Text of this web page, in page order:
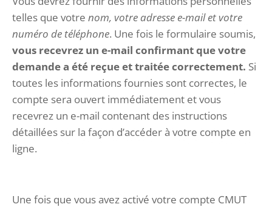
telles que votre nom, votre adresse e-mail et votre
numéro de téléphone. Une fois le formulaire soumis,
vous recevrez un e-mail confirmant que votre
demande a été reçue et traitée correctement. Si
toutes les informations fournies sont correctes, le
compte sera ouvert immédiatement et vous
recevrez un e-mail contenant des instructions
détaillées sur la façon d’accéder à votre compte en
ligne.
Une fois que vous avez activé votre compte CMUT